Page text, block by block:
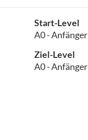
Start-Level
A0 - Anfänger
Ziel-Level
A0 - Anfänger